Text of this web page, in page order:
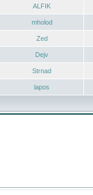
ALFIK
mholod
Zed
Dejv
Strnad
lapos